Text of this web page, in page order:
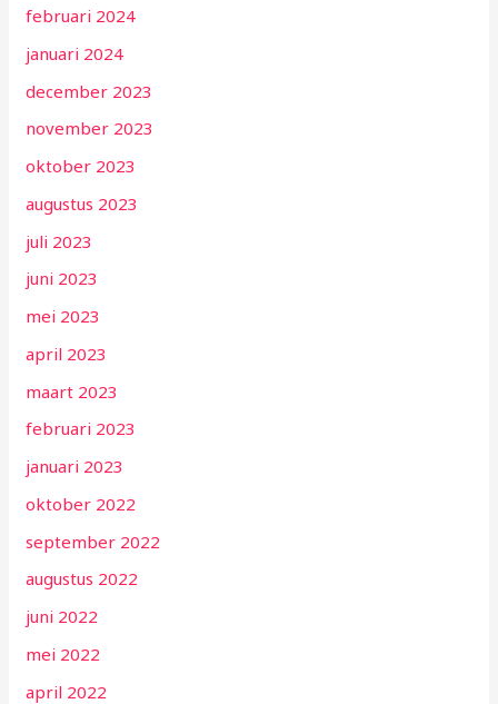
februari 2024
januari 2024
december 2023
november 2023
oktober 2023
augustus 2023
juli 2023
juni 2023
mei 2023
april 2023
maart 2023
februari 2023
januari 2023
oktober 2022
september 2022
augustus 2022
juni 2022
mei 2022
april 2022